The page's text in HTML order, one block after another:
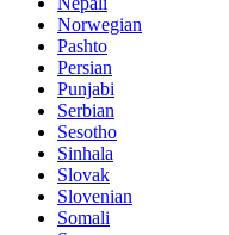
Norwegian
Pashto
Persian
Punjabi
Serbian
Sesotho
Sinhala
Slovak
Slovenian
Somali